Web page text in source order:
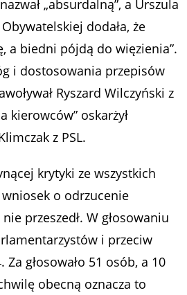
„absurdalną”, a Urszula
dodała, że
a biedni pójdą do więzienia”.
i dostosowania przepisów
Ryszard Wilczyński z
kierowców” oskarżył
z PSL.
krytyki ze wszystkich
o odrzucenie
przeszedł. W głosowaniu
i przeciw
Za głosowało 51 osób, a 10
obecną oznacza to